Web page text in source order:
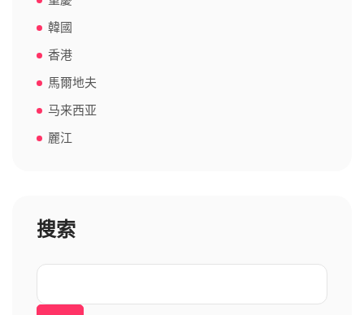
韓國
香港
馬爾地夫
马来西亚
麗江
搜索